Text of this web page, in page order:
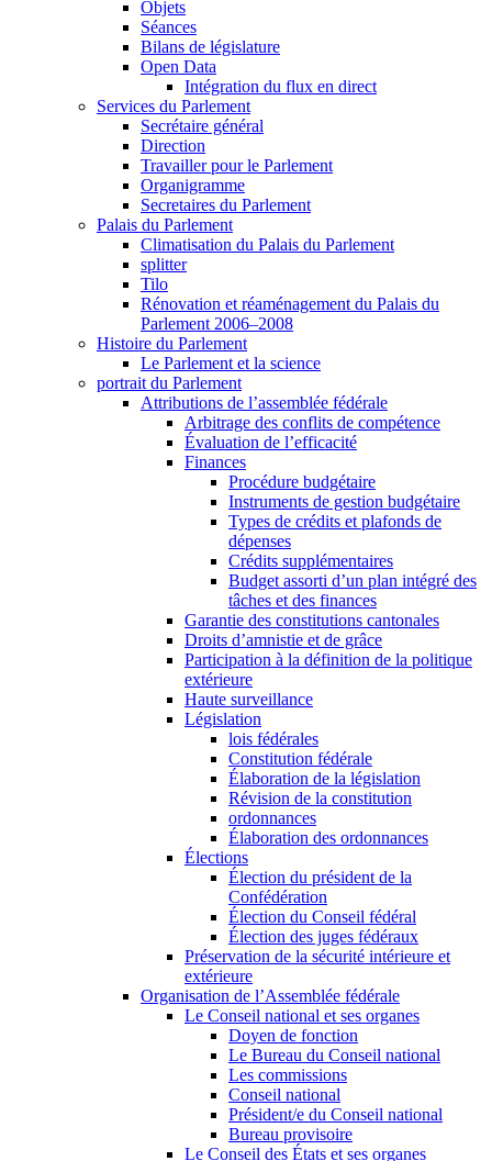
Objets
Séances
Bilans de législature
Open Data
Intégration du flux en direct
Services du Parlement
Secrétaire général
Direction
Travailler pour le Parlement
Organigramme
Secretaires du Parlement
Palais du Parlement
Climatisation du Palais du Parlement
splitter
Tilo
Rénovation et réaménagement du Palais du
Parlement 2006–2008
Histoire du Parlement
Le Parlement et la science
portrait du Parlement
Attributions de l’assemblée fédérale
Arbitrage des conflits de compétence
Évaluation de l’efficacité
Finances
Procédure budgétaire
Instruments de gestion budgétaire
Types de crédits et plafonds de
dépenses
Crédits supplémentaires
Budget assorti d’un plan intégré des
tâches et des finances
Garantie des constitutions cantonales
Droits d’amnistie et de grâce
Participation à la définition de la politique
extérieure
Haute surveillance
Législation
lois fédérales
Constitution fédérale
Élaboration de la législation
Révision de la constitution
ordonnances
Élaboration des ordonnances
Élections
Élection du président de la
Confédération
Élection du Conseil fédéral
Élection des juges fédéraux
Préservation de la sécurité intérieure et
extérieure
Organisation de l’Assemblée fédérale
Le Conseil national et ses organes
Doyen de fonction
Le Bureau du Conseil national
Les commissions
Conseil national
Président/e du Conseil national
Bureau provisoire
Le Conseil des États et ses organes